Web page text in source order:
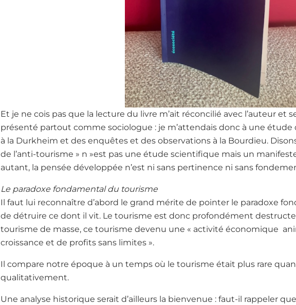
Et je ne cois pas que la lecture du livre m’ait réconcilié avec l’auteur et
présenté partout comme sociologue : je m’attendais donc à une
à la Durkheim et des enquêtes et des observations à la Bourdieu.
de l’anti-tourisme » n »est pas une étude scientifique mais un
autant, la pensée développée n’est ni sans pertinence ni sans
Le paradoxe fondamental du tourisme
Il faut lui reconnaître d’abord le grand mérite de pointer le paradoxe
de détruire ce dont il vit. Le tourisme est donc profondément
tourisme de masse, ce tourisme devenu une « activité économique
croissance et de profits sans limites ».
Il compare notre époque à un temps où le tourisme était plus rare
qualitativement.
Une analyse historique serait d’ailleurs la bienvenue : faut-il rappeler